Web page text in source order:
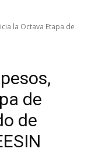
la Octava Etapa de
de
de